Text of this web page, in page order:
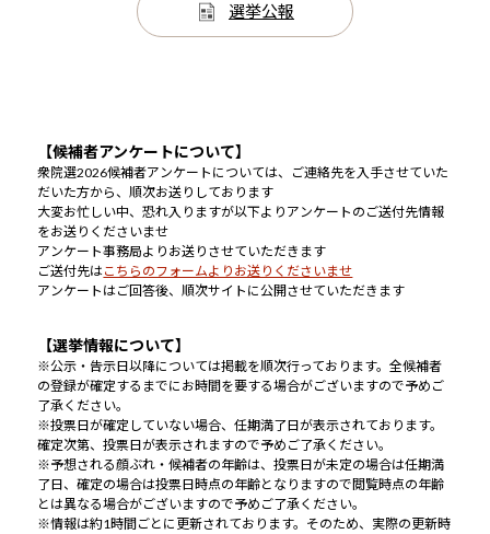
選挙公報
【候補者アンケートについて】
衆院選2026候補者アンケートについては、ご連絡先を入手させていた
だいた方から、順次お送りしております
大変お忙しい中、恐れ入りますが以下よりアンケートのご送付先情報
をお送りくださいませ
アンケート事務局よりお送りさせていただきます
ご送付先はこちらのフォームよりお送りくださいませ
アンケートはご回答後、順次サイトに公開させていただきます
【選挙情報について】
※公示・告示日以降については掲載を順次行っております。全候補者
の登録が確定するまでにお時間を要する場合がございますので予めご
了承ください。
※投票日が確定していない場合、任期満了日が表示されております。
確定次第、投票日が表示されますので予めご了承ください。
※予想される顔ぶれ・候補者の年齢は、投票日が未定の場合は任期満
了日、確定の場合は投票日時点の年齢となりますので閲覧時点の年齢
とは異なる場合がございますので予めご了承ください。
※情報は約1時間ごとに更新されております。そのため、実際の更新時